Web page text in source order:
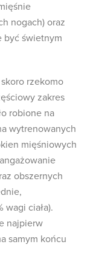
nogach) oraz
być świetnym
rzekomo
zakres
robione na
wytrenowanych
mięśniowych
obszernych
wagi ciała).
najpierw
samym końcu